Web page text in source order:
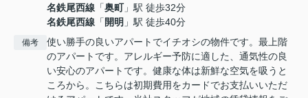
名鉄尾西線 「奥町」駅 徒歩32分
名鉄尾西線 「 開明 」駅 徒歩40分
備考
使い勝手の良いアパートでイチオシの物件です。最上階
のアパートです。アレルギー予防に適した、通気性の良
い安心のアパートです。健康な体は新鮮な空気を吸うと
ころから。こちらは初期費用をカードでお支払いいただ